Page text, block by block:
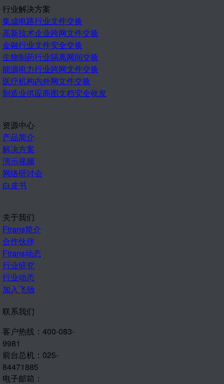
行业解决方案
集成电路行业文件交换
高新技术企业跨网文件交换
金融行业文件安全交换
生物制药行业隔离网间交换
能源电力行业跨网文件交换
医疗机构内外网文件交换
制造业供应商图文档安全收发
资源中心
产品简介
解决方案
演示视频
网络研讨会
白皮书
关于我们
Ftrans简介
合作伙伴
Ftrans动态
行业研究
行业动态
加入飞驰
联系我们
客户热线：400-083-
9981
前台总机：025-
84471885
电子邮箱：